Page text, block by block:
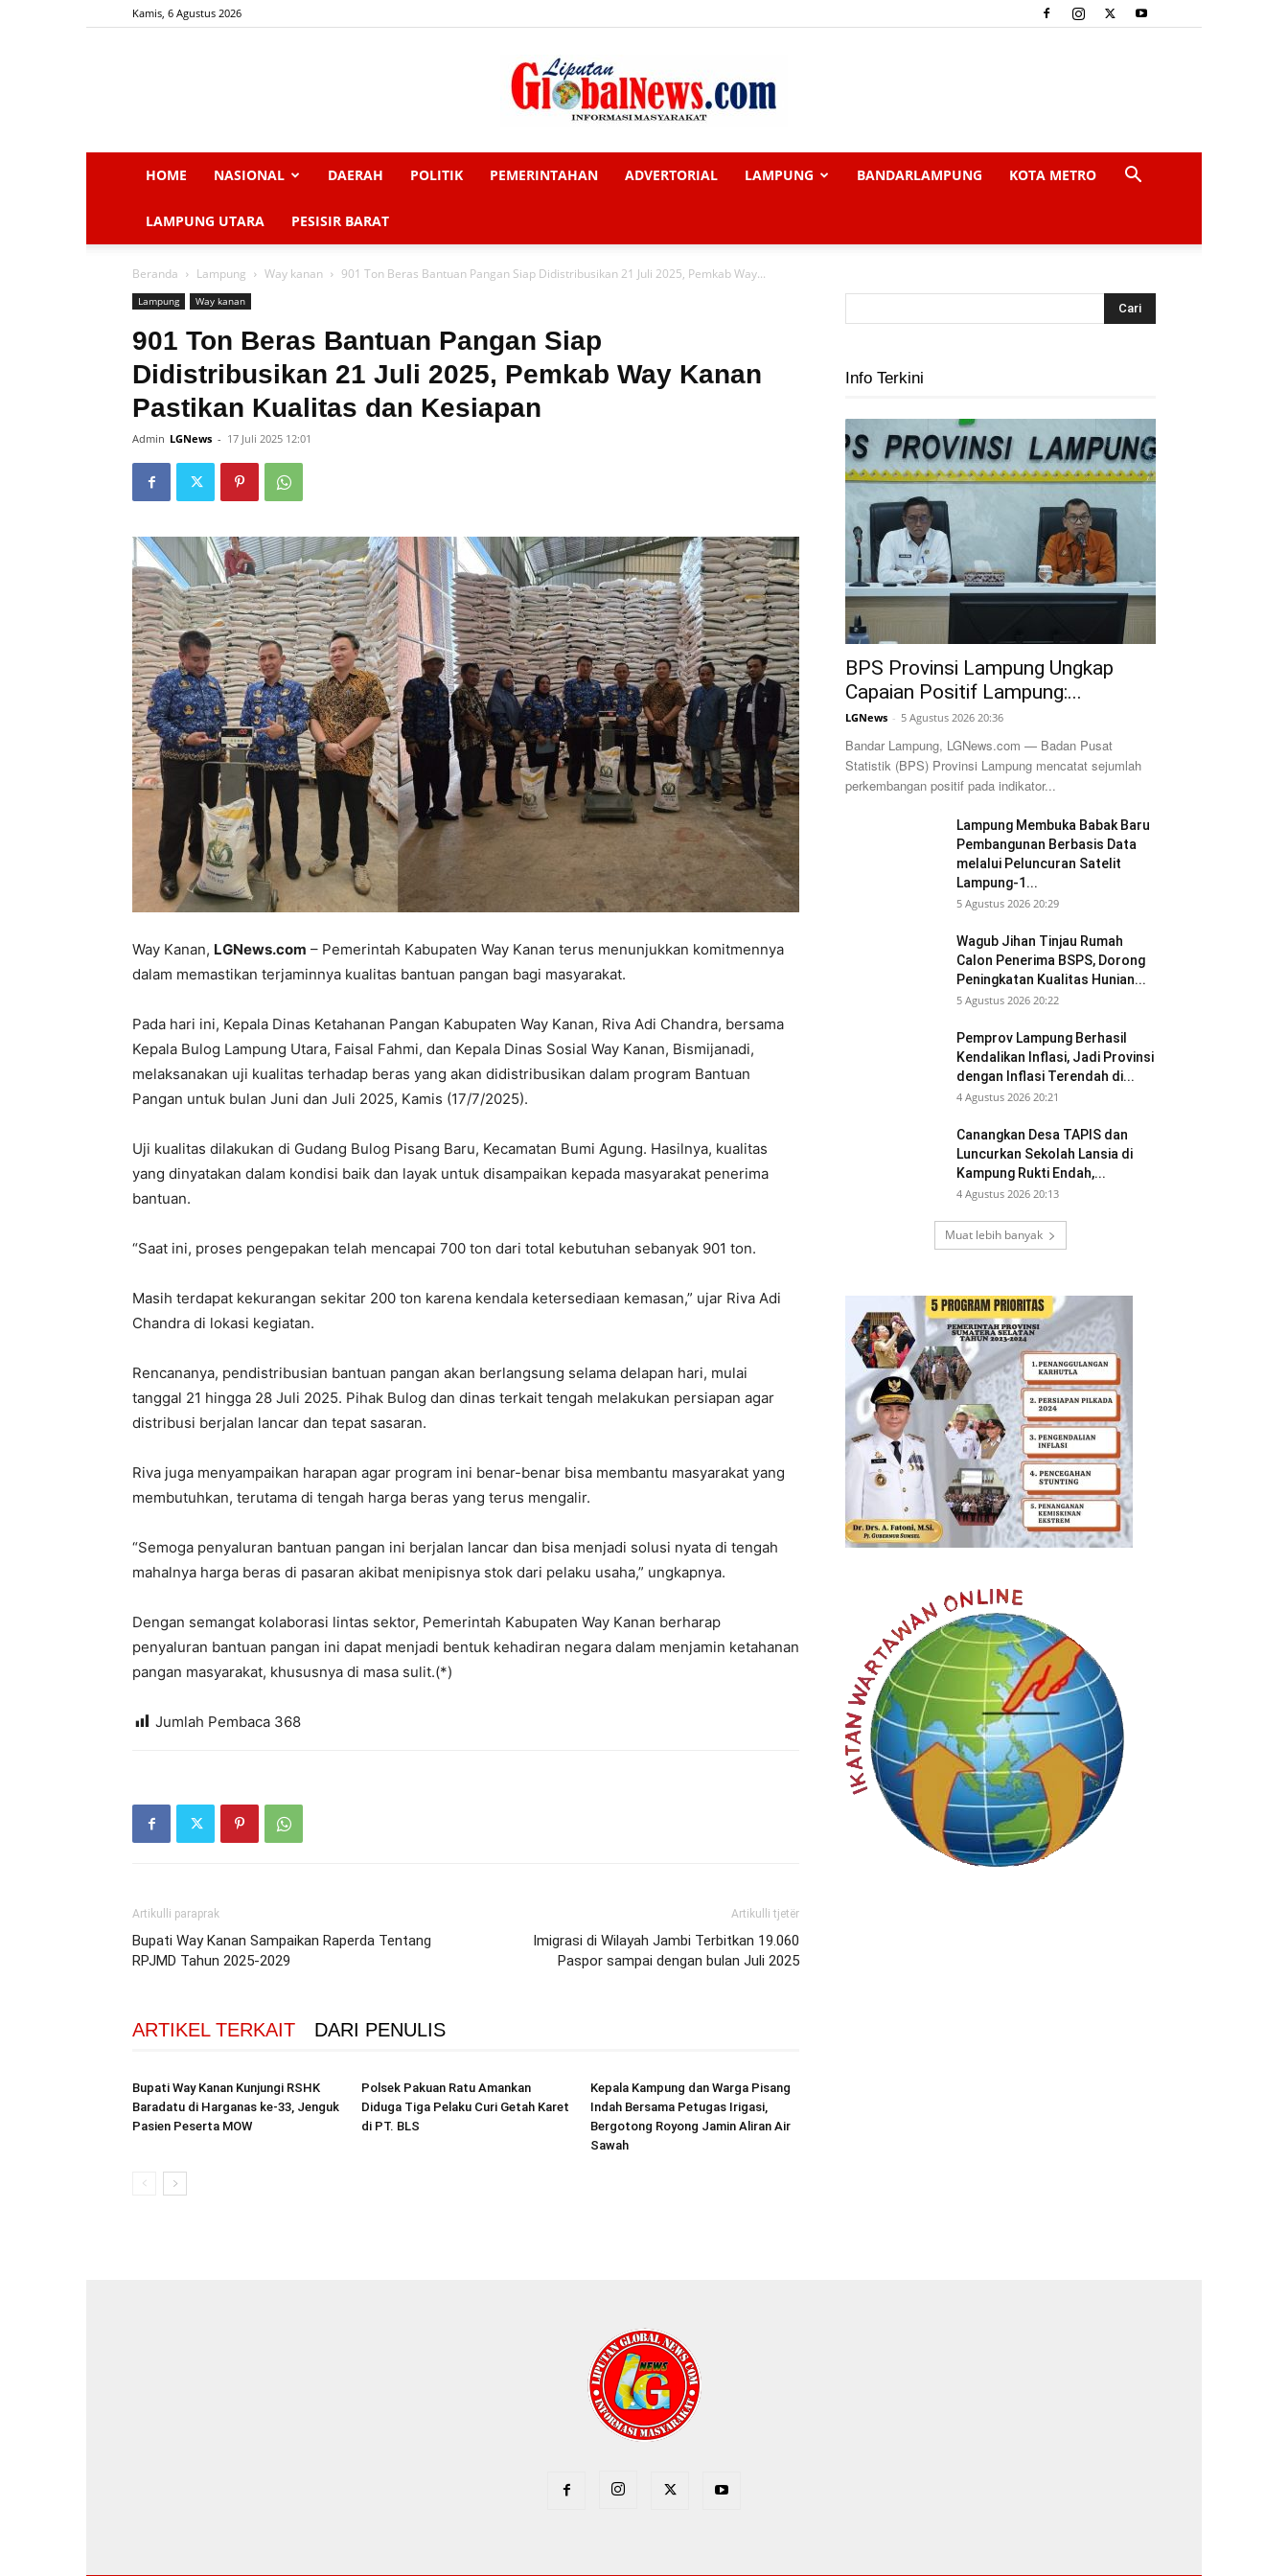
Kamis, 6 Agustus 2026
HOME NASIONAL DAERAH POLITIK PEMERINTAHAN ADVERTORIAL LAMPUNG BANDARLAMPUNG KOTA METRO
LAMPUNG UTARA PESISIR BARAT
Beranda Lampung Way kanan 901 Ton Beras Bantuan Pangan Siap Didistribusikan 21 Juli 2025, Pemkab Way...
Lampung Way kanan
901 Ton Beras Bantuan Pangan Siap
Didistribusikan 21 Juli 2025, Pemkab Way Kanan
Pastikan Kualitas dan Kesiapan
Admin LGNews - 17 Juli 2025 12:01
Way Kanan, LGNews.com – Pemerintah Kabupaten Way Kanan terus menunjukkan komitmennya
dalam memastikan terjaminnya kualitas bantuan pangan bagi masyarakat.
Pada hari ini, Kepala Dinas Ketahanan Pangan Kabupaten Way Kanan, Riva Adi Chandra, bersama
Kepala Bulog Lampung Utara, Faisal Fahmi, dan Kepala Dinas Sosial Way Kanan, Bismijanadi,
melaksanakan uji kualitas terhadap beras yang akan didistribusikan dalam program Bantuan
Pangan untuk bulan Juni dan Juli 2025, Kamis (17/7/2025).
Uji kualitas dilakukan di Gudang Bulog Pisang Baru, Kecamatan Bumi Agung. Hasilnya, kualitas
yang dinyatakan dalam kondisi baik dan layak untuk disampaikan kepada masyarakat penerima
bantuan.
“Saat ini, proses pengepakan telah mencapai 700 ton dari total kebutuhan sebanyak 901 ton.
Masih terdapat kekurangan sekitar 200 ton karena kendala ketersediaan kemasan,” ujar Riva Adi
Chandra di lokasi kegiatan.
Rencananya, pendistribusian bantuan pangan akan berlangsung selama delapan hari, mulai
tanggal 21 hingga 28 Juli 2025. Pihak Bulog dan dinas terkait tengah melakukan persiapan agar
distribusi berjalan lancar dan tepat sasaran.
Riva juga menyampaikan harapan agar program ini benar-benar bisa membantu masyarakat yang
membutuhkan, terutama di tengah harga beras yang terus mengalir.
“Semoga penyaluran bantuan pangan ini berjalan lancar dan bisa menjadi solusi nyata di tengah
mahalnya harga beras di pasaran akibat menipisnya stok dari pelaku usaha,” ungkapnya.
Dengan semangat kolaborasi lintas sektor, Pemerintah Kabupaten Way Kanan berharap
penyaluran bantuan pangan ini dapat menjadi bentuk kehadiran negara dalam menjamin ketahanan
pangan masyarakat, khususnya di masa sulit.(*)
Jumlah Pembaca 368
Artikulli paraprak
Bupati Way Kanan Sampaikan Raperda Tentang
RPJMD Tahun 2025-2029
Artikulli tjetër
Imigrasi di Wilayah Jambi Terbitkan 19.060
Paspor sampai dengan bulan Juli 2025
ARTIKEL TERKAIT DARI PENULIS
Bupati Way Kanan Kunjungi RSHK
Baradatu di Harganas ke-33, Jenguk
Pasien Peserta MOW
Polsek Pakuan Ratu Amankan
Diduga Tiga Pelaku Curi Getah Karet
di PT. BLS
Kepala Kampung dan Warga Pisang
Indah Bersama Petugas Irigasi,
Bergotong Royong Jamin Aliran Air
Sawah
Info Terkini
BPS Provinsi Lampung Ungkap
Capaian Positif Lampung:...
LGNews - 5 Agustus 2026 20:36
Bandar Lampung, LGNews.com — Badan Pusat
Statistik (BPS) Provinsi Lampung mencatat sejumlah
perkembangan positif pada indikator...
Lampung Membuka Babak Baru
Pembangunan Berbasis Data
melalui Peluncuran Satelit
Lampung-1...
5 Agustus 2026 20:29
Wagub Jihan Tinjau Rumah
Calon Penerima BSPS, Dorong
Peningkatan Kualitas Hunian...
5 Agustus 2026 20:22
Pemprov Lampung Berhasil
Kendalikan Inflasi, Jadi Provinsi
dengan Inflasi Terendah di...
4 Agustus 2026 20:21
Canangkan Desa TAPIS dan
Luncurkan Sekolah Lansia di
Kampung Rukti Endah,...
4 Agustus 2026 20:13
Muat lebih banyak